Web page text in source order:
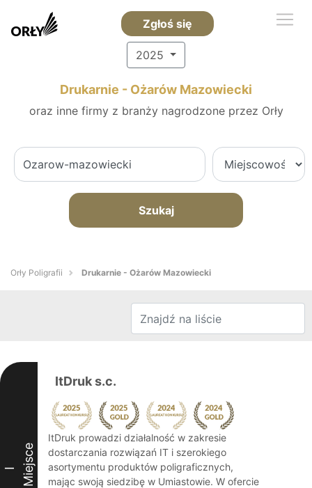
Zgłoś się
2025
Drukarnie - Ożarów Mazowiecki
oraz inne firmy z branży nagrodzone przez Orły
Szukaj
Orły Poligrafii Drukarnie - Ożarów Mazowiecki
I Miejsce
ItDruk s.c.
ItDruk prowadzi działalność w zakresie
dostarczania rozwiązań IT i szerokiego
asortymentu produktów poligraficznych,
mając swoją siedzibę w Umiastowie. W ofercie